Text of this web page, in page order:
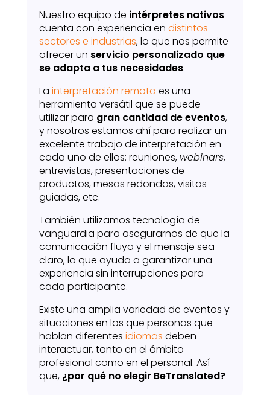
Nuestro equipo de intérpretes nativos
cuenta con experiencia en distintos
sectores e industrias, lo que nos permite
ofrecer un servicio personalizado que
se adapta a tus necesidades.
La interpretación remota es una
herramienta versátil que se puede
utilizar para gran cantidad de eventos,
y nosotros estamos ahí para realizar un
excelente trabajo de interpretación en
cada uno de ellos: reuniones, webinars,
entrevistas, presentaciones de
productos, mesas redondas, visitas
guiadas, etc.
También utilizamos tecnología de
vanguardia para asegurarnos de que la
comunicación fluya y el mensaje sea
claro, lo que ayuda a garantizar una
experiencia sin interrupciones para
cada participante.
Existe una amplia variedad de eventos y
situaciones en los que personas que
hablan diferentes idiomas deben
interactuar, tanto en el ámbito
profesional como en el personal. Así
que, ¿por qué no elegir BeTranslated?